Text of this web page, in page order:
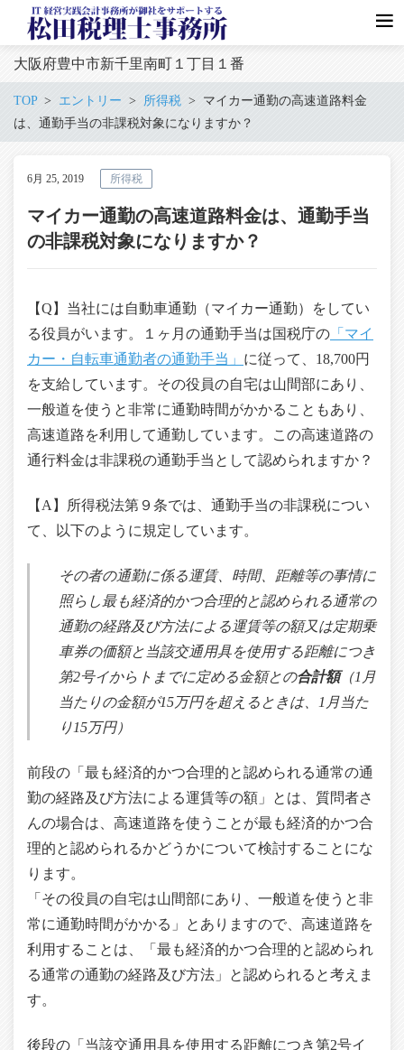
大阪府豊中市新千里南町１丁目１番
TOP エントリー 所得税
マイカー通勤の高速道路料金
は、通勤手当の非課税対象になりますか？
6月 25, 2019 所得税
マイカー通勤の高速道路料金は、通勤手当
の非課税対象になりますか？
【Q】当社には自動車通勤（マイカー通勤）をしてい
る役員がいます。１ヶ月の通勤手当は国税庁の 「マイ
カー・自転車通勤者の通勤手当」 に従って、18,700円
を支給しています。その役員の自宅は山間部にあり、
一般道を使うと非常に通勤時間がかかることもあり、
高速道路を利用して通勤しています。この高速道路の
通行料金は非課税の通勤手当として認められますか？
【A】所得税法第９条では、通勤手当の非課税につい
て、以下のように規定しています。
その者の通勤に係る運賃、時間、距離等の事情に
照らし最も経済的かつ合理的と認められる通常の
通勤の経路及び方法による運賃等の額又は定期乗
車券の価額と当該交通用具を使用する距離につき
第2号イからトまでに定める金額との合計額（1月
当たりの金額が15万円を超えるときは、1月当た
り15万円）
前段の「最も経済的かつ合理的と認められる通常の通
勤の経路及び方法による運賃等の額」とは、質問者さ
んの場合は、高速道路を使うことが最も経済的かつ合
理的と認められるかどうかについて検討することにな
ります。
「その役員の自宅は山間部にあり、一般道を使うと非
常に通勤時間がかかる」とありますので、高速道路を
利用することは、「最も経済的かつ合理的と認められ
る通常の通勤の経路及び方法」と認められると考えま
す。
後段の「当該交通用具を使用する距離につき第2号イ